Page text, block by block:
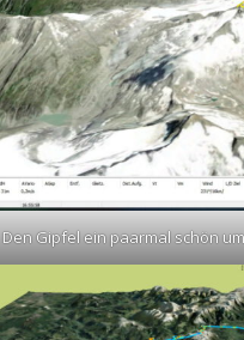
Den Gipfel ein paarmal schön